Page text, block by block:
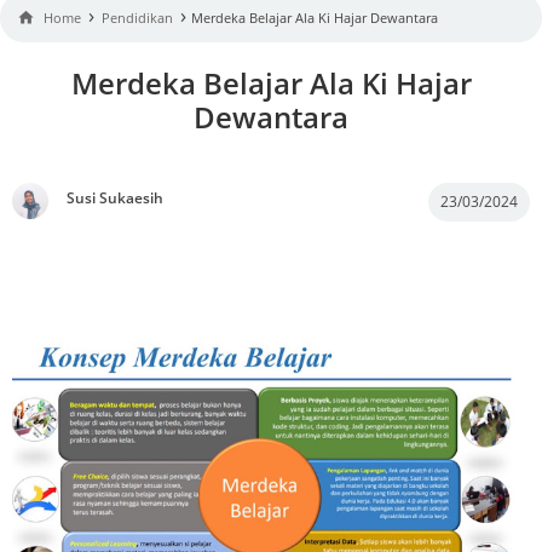
 Home › Pendidikan › Merdeka Belajar Ala Ki Hajar Dewantara
Merdeka Belajar Ala Ki Hajar
Dewantara
Susi Sukaesih 23/03/2024